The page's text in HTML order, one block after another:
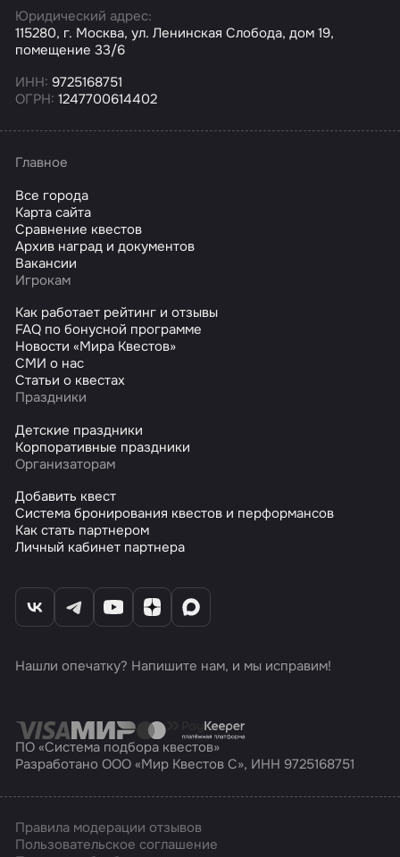
Юридический адрес:
115280, г. Москва, ул. Ленинская Слобода, дом 19,
помещение 33/6
ИНН: 9725168751
ОГРН: 1247700614402
Главное
Все города
Карта сайта
Сравнение квестов
Архив наград и документов
Вакансии
Игрокам
Как работает рейтинг и отзывы
FAQ по бонусной программе
Новости «Мира Квестов»
СМИ о нас
Статьи о квестах
Праздники
Детские праздники
Корпоративные праздники
Организаторам
Добавить квест
Система бронирования квестов и перформансов
Как стать партнером
Личный кабинет партнера
Нашли опечатку? Напишите нам, и мы исправим!
ПО «Система подбора квестов»
Разработано ООО «Мир Квестов С», ИНН 9725168751
Правила модерации отзывов
Пользовательское соглашение